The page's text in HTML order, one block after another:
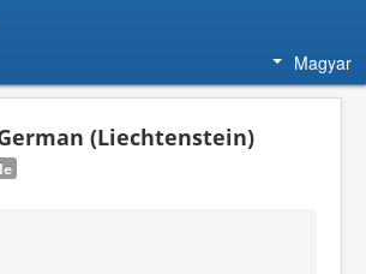
Magyar
(Liechtenstein)